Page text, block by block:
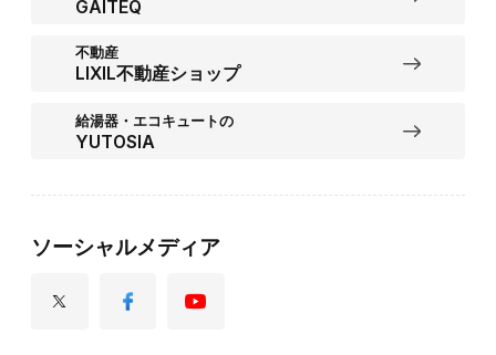
GAITEQ
不動産
LIXIL不動産ショップ
給湯器・エコキュートの
YUTOSIA
ソーシャルメディア